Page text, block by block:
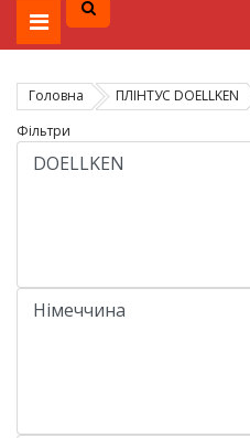
Головна ПЛІНТУС DOELLKEN
Фільтри